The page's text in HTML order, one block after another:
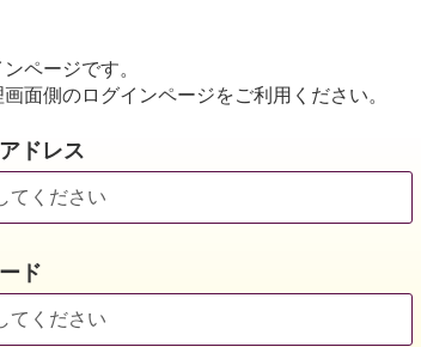
ページです。
面側のログインページをご利用ください。
ドレス
ド